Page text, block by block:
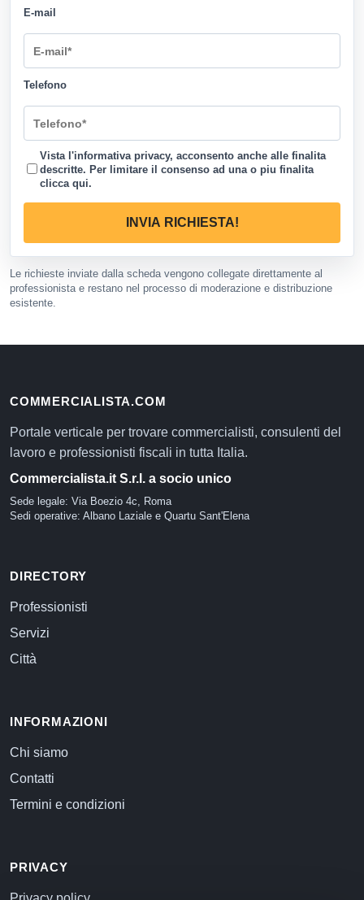
E-mail
Telefono
Vista l'informativa privacy, acconsento anche alle finalita
descritte. Per limitare il consenso ad una o piu finalita
clicca qui.
INVIA RICHIESTA!
Le richieste inviate dalla scheda vengono collegate direttamente al
professionista e restano nel processo di moderazione e distribuzione
esistente.
COMMERCIALISTA.COM
Portale verticale per trovare commercialisti, consulenti del
lavoro e professionisti fiscali in tutta Italia.
Commercialista.it S.r.l. a socio unico
Sede legale: Via Boezio 4c, Roma
Sedi operative: Albano Laziale e Quartu Sant'Elena
DIRECTORY
Professionisti
Servizi
Città
INFORMAZIONI
Chi siamo
Contatti
Termini e condizioni
PRIVACY